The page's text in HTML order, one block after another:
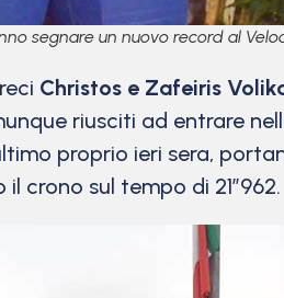
segnare un nuovo record al
Christos e Zafeiris
riusciti ad entrare
proprio ieri sera,
crono sul tempo di 21″962.